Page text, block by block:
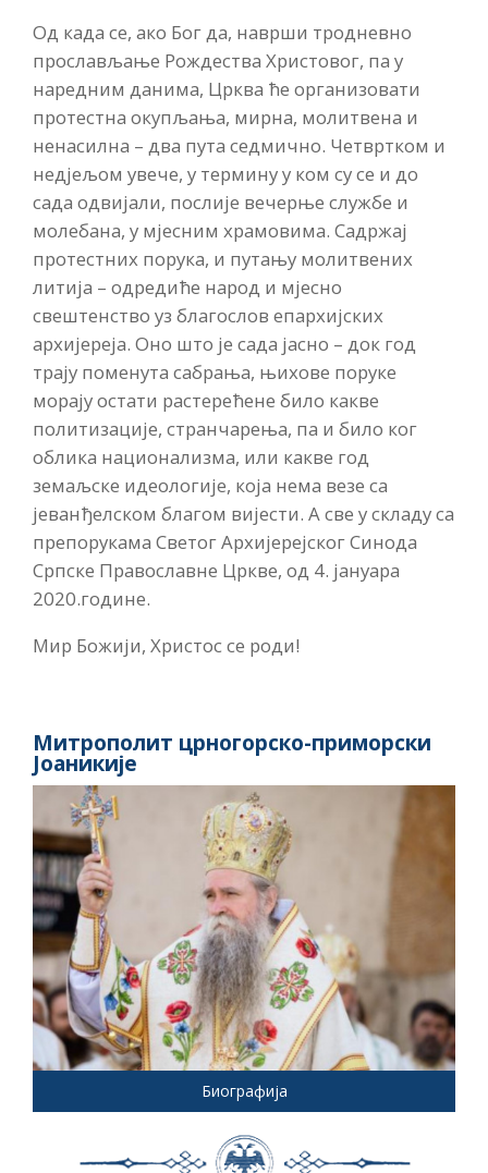
Од када се, ако Бог да, наврши тродневно
прослављање Рождества Христовог, па у
наредним данима, Црква ће организовати
протестна окупљања, мирна, молитвена и
ненасилна – два пута седмично. Четвртком и
недјељом увече, у термину у ком су се и до
сада одвијали, послије вечерње службе и
молебана, у мјесним храмовима. Садржај
протестних порука, и путању молитвених
литија – одредиће народ и мјесно
свештенство уз благослов епархијских
архијереја. Оно што је сада јасно – док год
трају поменута сабрања, њихове поруке
морају остати растерећене било какве
политизације, странчарења, па и било ког
облика национализма, или какве год
земаљске идеологије, која нема везе са
јеванђелском благом вијести. А све у складу са
препорукама Светог Архијерејског Синода
Српске Православне Цркве, од 4. јануара
2020.године.
Мир Божији, Христос се роди!
Митрополит црногорско-приморски
Јоаникије
Биографија